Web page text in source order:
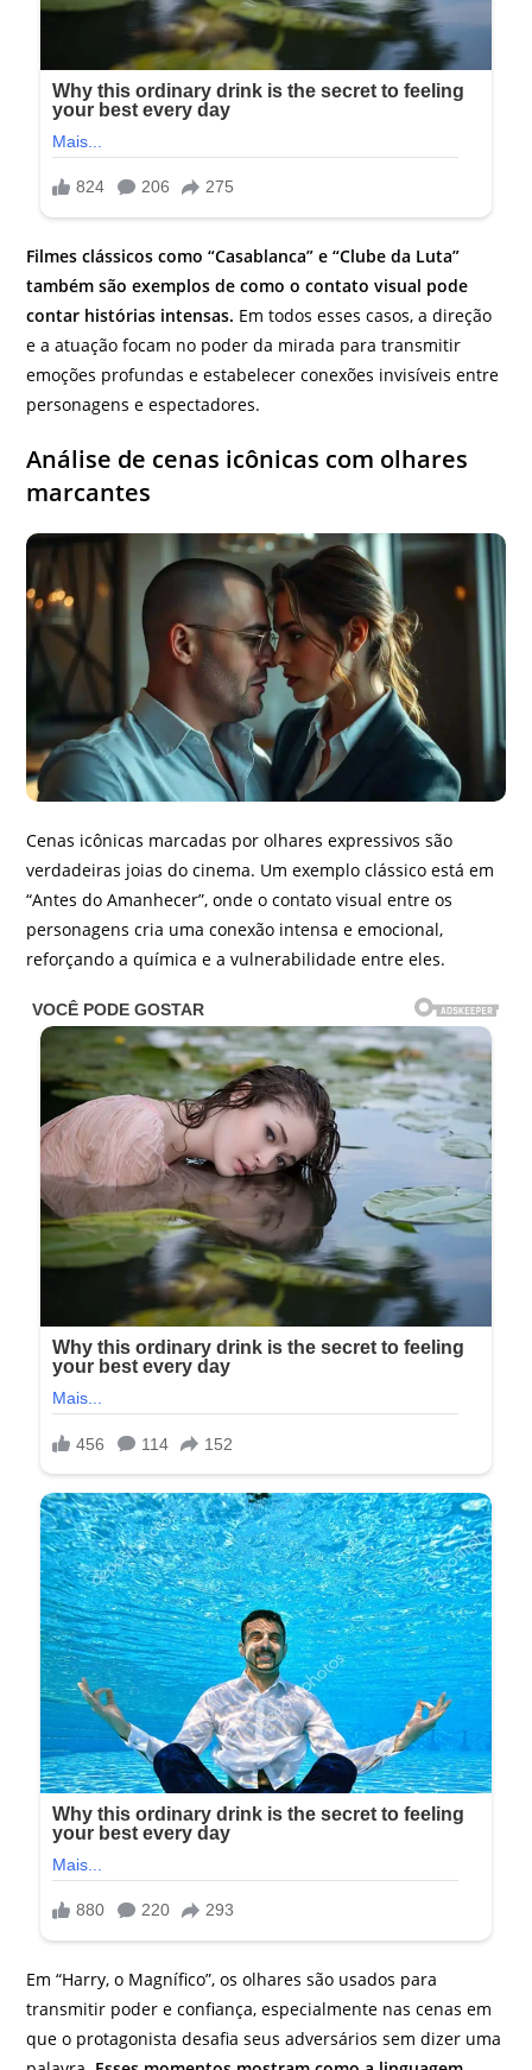
Filmes clássicos como “Casablanca” e “Clube da Luta”
também são exemplos de como o contato visual pode
contar histórias intensas. Em todos esses casos, a direção
e a atuação focam no poder da mirada para transmitir
emoções profundas e estabelecer conexões invisíveis entre
personagens e espectadores.
Análise de cenas icônicas com olhares
marcantes
Cenas icônicas marcadas por olhares expressivos são
verdadeiras joias do cinema. Um exemplo clássico está em
“Antes do Amanhecer”, onde o contato visual entre os
personagens cria uma conexão intensa e emocional,
reforçando a química e a vulnerabilidade entre eles.
Em “Harry, o Magnífico”, os olhares são usados para
transmitir poder e confiança, especialmente nas cenas em
que o protagonista desafia seus adversários sem dizer uma